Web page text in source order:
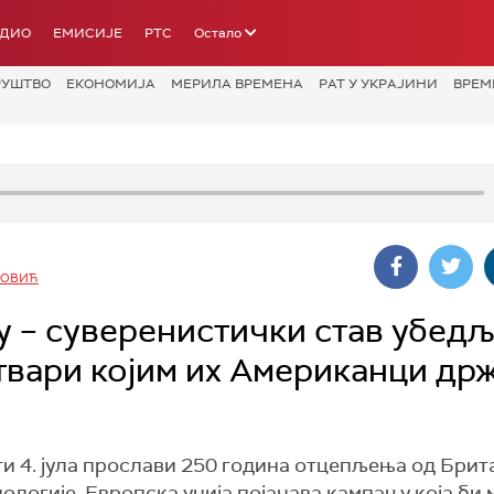
ЕМИСИЈЕ РТС Остало
ЕКОНОМИЈА МЕРИЛА ВРЕМЕНА РАТ У УКРАЈИНИ
– суверенистички став
којим их Американци
јула прослави 250 година отцепљења од